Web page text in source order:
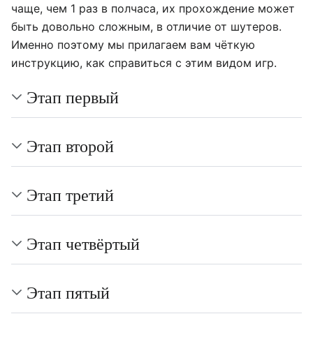
чаще, чем 1 раз в полчаса, их прохождение может
быть довольно сложным, в отличие от шутеров.
Именно поэтому мы прилагаем вам чёткую
инструкцию, как справиться с этим видом игр.
Этап первый
Этап второй
Этап третий
Этап четвёртый
Этап пятый